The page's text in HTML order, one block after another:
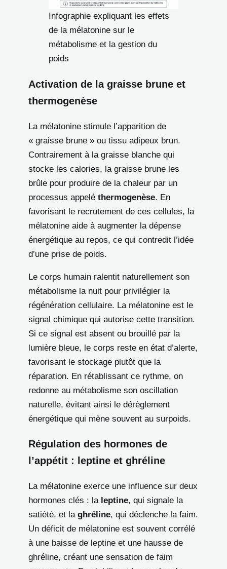
Infographie expliquant les effets
de la mélatonine sur le
métabolisme et la gestion du
poids
Activation de la graisse brune et
thermogenèse
La mélatonine stimule l’apparition de
« graisse brune » ou tissu adipeux brun.
Contrairement à la graisse blanche qui
stocke les calories, la graisse brune les
brûle pour produire de la chaleur par un
processus appelé thermogenèse. En
favorisant le recrutement de ces cellules, la
mélatonine aide à augmenter la dépense
énergétique au repos, ce qui contredit l’idée
d’une prise de poids.
Le corps humain ralentit naturellement son
métabolisme la nuit pour privilégier la
régénération cellulaire. La mélatonine est le
signal chimique qui autorise cette transition.
Si ce signal est absent ou brouillé par la
lumière bleue, le corps reste en état d’alerte,
favorisant le stockage plutôt que la
réparation. En rétablissant ce rythme, on
redonne au métabolisme son oscillation
naturelle, évitant ainsi le dérèglement
énergétique qui mène souvent au surpoids.
Régulation des hormones de
l’appétit : leptine et ghréline
La mélatonine exerce une influence sur deux
hormones clés : la leptine, qui signale la
satiété, et la ghréline, qui déclenche la faim.
Un déficit de mélatonine est souvent corrélé
à une baisse de leptine et une hausse de
ghréline, créant une sensation de faim